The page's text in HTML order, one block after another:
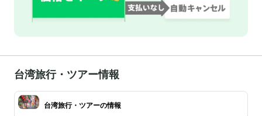
台湾旅行・ツアー情報
台湾旅行・ツアーの情報